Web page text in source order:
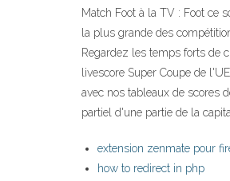
Match Foot à la TV : Foot ce
la plus grande des
Regardez les temps forts de
livescore Super Coupe de
avec nos tableaux de scores
partiel d'une partie de la
extension zenmate pour
how to redirect in php